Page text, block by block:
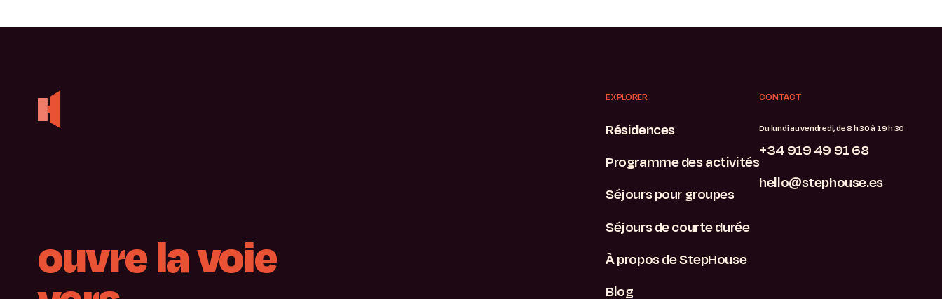
ouvrelavoie
EXPLORER
Résidences
Programme des activités
Séjours pour groupes
Séjours de courte durée
À propos de StepHouse
Blog
CONTACT
Du lundi au vendredi, de 8 h 30 à 19 h 30
+34 919 49 91 68
hello@stephouse.es